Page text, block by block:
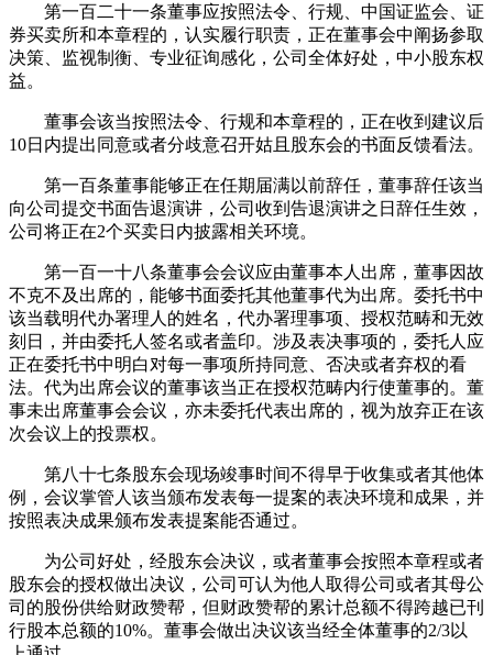
第一百二十一条董事应按照法令、行规、中国证监会、证
券买卖所和本章程的，认实履行职责，正在董事会中阐扬参取
决策、监视制衡、专业征询感化，公司全体好处，中小股东权
益。
董事会该当按照法令、行规和本章程的，正在收到建议后
10日内提出同意或者分歧意召开姑且股东会的书面反馈看法。
第一百条董事能够正在任期届满以前辞任，董事辞任该当
向公司提交书面告退演讲，公司收到告退演讲之日辞任生效，
公司将正在2个买卖日内披露相关环境。
第一百一十八条董事会会议应由董事本人出席，董事因故
不克不及出席的，能够书面委托其他董事代为出席。委托书中
该当载明代办署理人的姓名，代办署理事项、授权范畴和无效
刻日，并由委托人签名或者盖印。涉及表决事项的，委托人应
正在委托书中明白对每一事项所持同意、否决或者弃权的看
法。代为出席会议的董事该当正在授权范畴内行使董事的。董
事未出席董事会会议，亦未委托代表出席的，视为放弃正在该
次会议上的投票权。
第八十七条股东会现场竣事时间不得早于收集或者其他体
例，会议掌管人该当颁布发表每一提案的表决环境和成果，并
按照表决成果颁布发表提案能否通过。
为公司好处，经股东会决议，或者董事会按照本章程或者
股东会的授权做出决议，公司可认为他人取得公司或者其母公
司的股份供给财政赞帮，但财政赞帮的累计总额不得跨越已刊
行股本总额的10%。董事会做出决议该当经全体董事的2/3以